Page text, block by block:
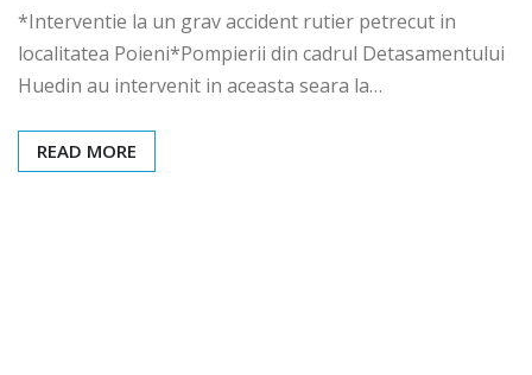
*Interventie la un grav accident rutier petrecut in
localitatea Poieni*Pompierii din cadrul Detasamentului
Huedin au intervenit in aceasta seara la…
READ MORE